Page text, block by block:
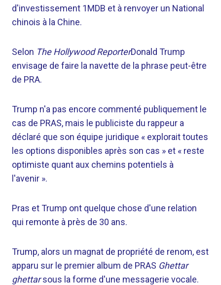
d'investissement 1MDB et à renvoyer un National
chinois à la Chine.
Selon The Hollywood ReporterDonald Trump
envisage de faire la navette de la phrase peut-être
de PRA.
Trump n'a pas encore commenté publiquement le
cas de PRAS, mais le publiciste du rappeur a
déclaré que son équipe juridique « explorait toutes
les options disponibles après son cas » et « reste
optimiste quant aux chemins potentiels à
l'avenir ».
Pras et Trump ont quelque chose d'une relation
qui remonte à près de 30 ans.
Trump, alors un magnat de propriété de renom, est
apparu sur le premier album de PRAS Ghettar
ghettarsous la forme d'une messagerie vocale.